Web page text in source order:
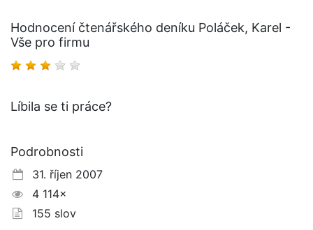
Hodnocení čtenářského deníku Poláček, Karel -
Vše pro firmu
Líbila se ti práce?
Podrobnosti
31. říjen 2007
4 114×
155 slov